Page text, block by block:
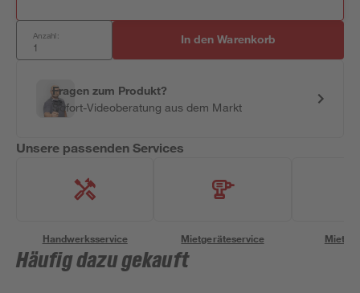
Anzahl: In den Warenkorb
Fragen zum Produkt?
Sofort-Videoberatung aus dem Markt
Unsere passenden Services
Handwerksservice Mietgeräteservice
Häufig dazu gekauft